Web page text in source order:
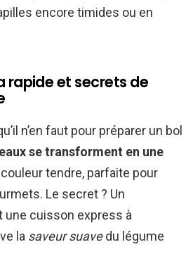
encore timides ou en
rapide et secrets de
n’en faut pour préparer un bol
se transforment en une
couleur tendre, parfaite pour
Le secret ? Un
une cuisson express à
la saveur suavedu légume